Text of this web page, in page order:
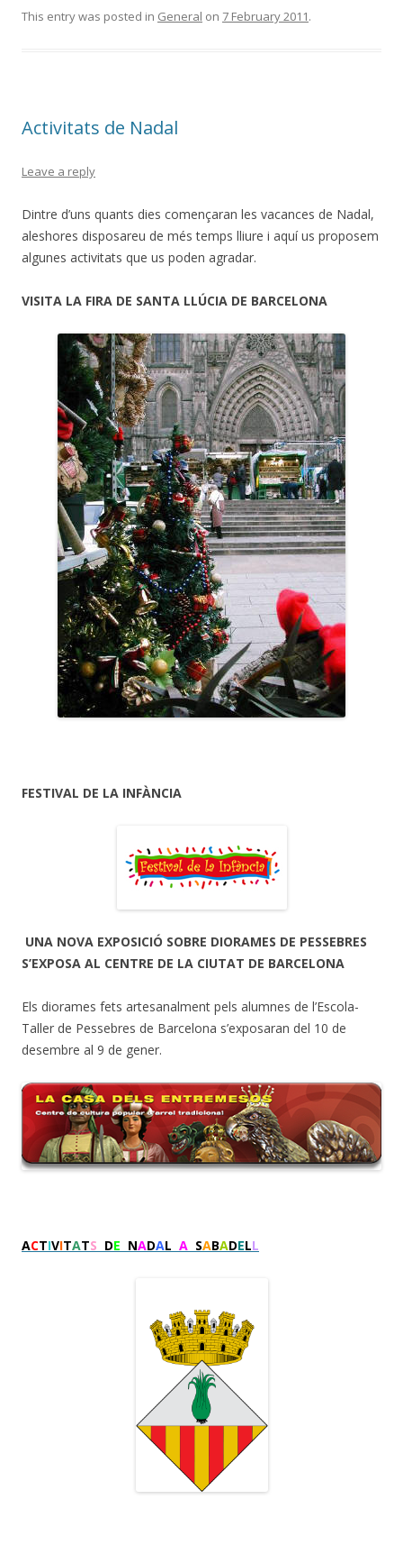
This entry was posted in General on 7 February 2011.
Activitats de Nadal
Leave a reply
Dintre d’uns quants dies començaran les vacances de Nadal,
aleshores disposareu de més temps lliure i aquí us proposem
algunes activitats que us poden agradar.
VISITA LA FIRA DE SANTA LLÚCIA DE BARCELONA
FESTIVAL DE LA INFÀNCIA
UNA NOVA EXPOSICIÓ SOBRE DIORAMES DE PESSEBRES
S’EXPOSA AL CENTRE DE LA CIUTAT DE BARCELONA
Els diorames fets artesanalment pels alumnes de l’Escola-
Taller de Pessebres de Barcelona s’exposaran del 10 de
desembre al 9 de gener.
ACTIVITATS DE NADAL A SABADELL